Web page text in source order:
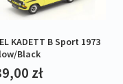
KADETT B Sport 1973
Black
zł